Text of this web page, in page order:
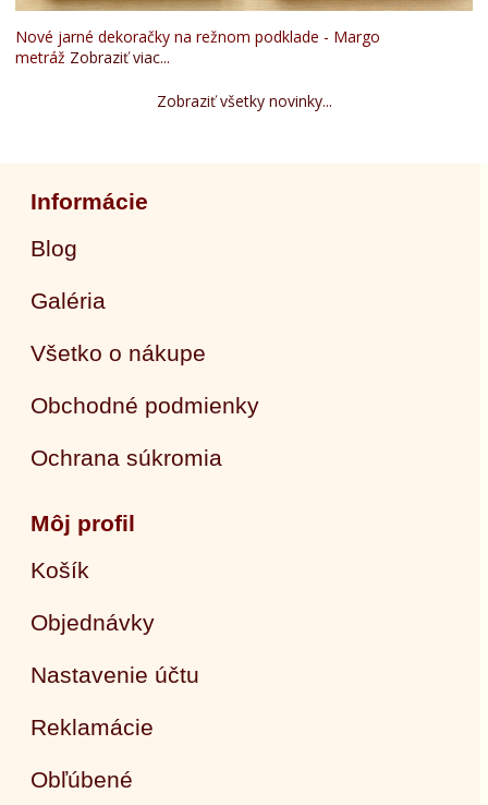
Nové jarné dekoračky na režnom podklade - Margo
metráž Zobraziť viac...
Zobraziť všetky novinky...
Informácie
Blog
Galéria
Všetko o nákupe
Obchodné podmienky
Ochrana súkromia
Môj profil
Košík
Objednávky
Nastavenie účtu
Reklamácie
Obľúbené